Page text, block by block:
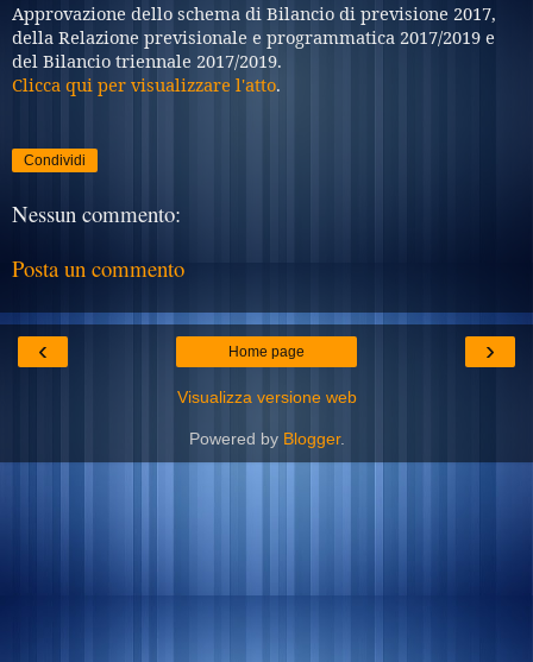
Approvazione dello schema di Bilancio di previsione 2017,
della Relazione previsionale e programmatica 2017/2019 e
del Bilancio triennale 2017/2019.
Clicca qui per visualizzare l'atto.
Condividi
Nessun commento:
Posta un commento
‹ ›
Home page
Visualizza versione web
Powered by Blogger.